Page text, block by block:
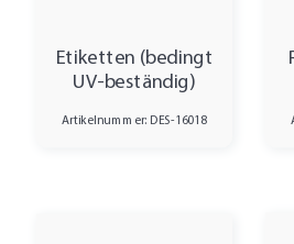
Etiketten (bedingt
UV-beständig)
Artikelnummer: DES-16018